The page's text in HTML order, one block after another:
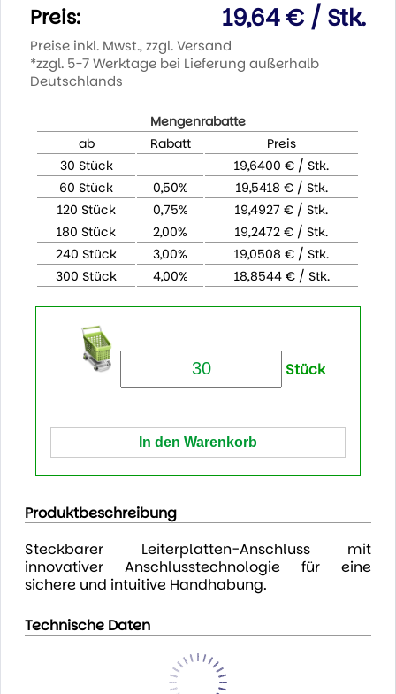
Preis: 19,64 € / Stk.
Preise inkl. Mwst., zzgl. Versand
*zzgl. 5-7 Werktage bei Lieferung außerhalb
Deutschlands
Mengenrabatte
ab
Rabatt
Preis
30 Stück
19,6400 € / Stk.
60 Stück
0,50%
19,5418 € / Stk.
120 Stück
0,75%
19,4927 € / Stk.
180 Stück
2,00%
19,2472 € / Stk.
240 Stück
3,00%
19,0508 € / Stk.
300 Stück
4,00% 18,8544 € / Stk.
Stück
Produktbeschreibung
Steckbarer Leiterplatten-Anschluss mit
innovativer Anschlusstechnologie für eine
sichere und intuitive Handhabung.
Technische Daten